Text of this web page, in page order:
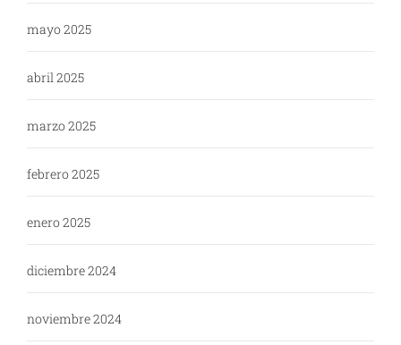
mayo 2025
abril 2025
marzo 2025
febrero 2025
enero 2025
diciembre 2024
noviembre 2024